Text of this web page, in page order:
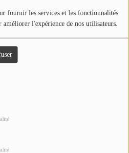
fournir les services et les fonctionnalités
améliorer l'expérience de nos utilisateurs.
PRO
RADIO
À